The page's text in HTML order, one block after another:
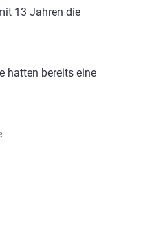
13 Jahren die
hatten bereits eine